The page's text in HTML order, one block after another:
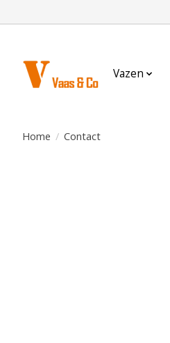
Vazen
Home / Contact